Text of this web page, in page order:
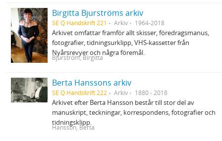
Birgitta Bjurströms arkiv
SE Q Handskrift 221 Arkiv 1964-2018
Arkivet omfattar framför allt skisser, föredragsmanus,
fotografier, tidningsurklipp, VHS-kassetter från
Nyårsrevyer och några föremål.
Bjurström, Birgitta
Berta Hanssons arkiv
SE Q Handskrift 222 Arkiv 1880 - 2018
Arkivet efter Berta Hansson består till stor del av
manuskript, teckningar, korrespondens, fotografier och
tidningsklipp.
Hansson, Berta